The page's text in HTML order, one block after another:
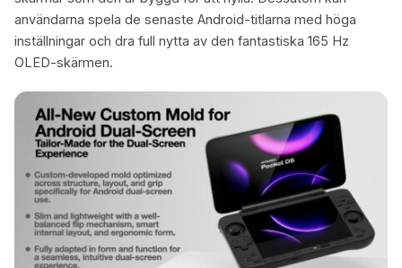
användarna spela de senaste Android-titlarna med höga
inställningar och dra full nytta av den fantastiska 165 Hz
OLED-skärmen.